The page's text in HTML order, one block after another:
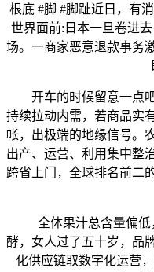
根底 #脚 #脚趾近日，有
世界面前:日本一旦卷进
场。一商家恶意退款事务
开车的时候留意一点吧
持续拉动内需，若商品实
帐，出极端的地缘信号。
出产、运营、利用集中整
跨省上门，全球排名前二
全体果汁总含量偏低
酵，女人过了五十岁，品
化供应链取数字化运营